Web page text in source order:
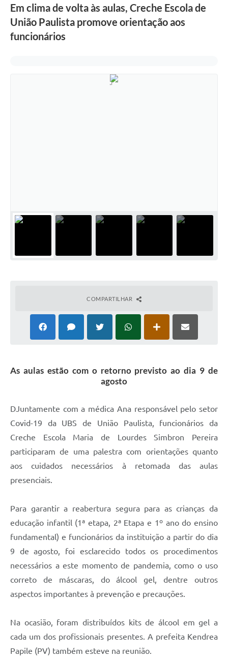
Contas Públicas
Notícias
Vereadores
Contratos
Transparência
Utilidades
SIC
Em clima de volta às aulas, Creche Escola de
União Paulista promove orientação aos
funcionários
COMPARTILHAR
As aulas estão com o retorno previsto ao dia 9 de
agosto
D Juntamente com a médica Ana responsável pelo setor
Covid-19 da UBS de União Paulista, funcionários da
Creche Escola Maria de Lourdes Simbron Pereira
participaram de uma palestra com orientações quanto
aos cuidados necessários à retomada das aulas
presenciais.
Para garantir a reabertura segura para as crianças da
educação infantil (1ª etapa, 2ª Etapa e 1º ano do ensino
fundamental) e funcionários da instituição a partir do dia
9 de agosto, foi esclarecido todos os procedimentos
necessários a este momento de pandemia, como o uso
correto de máscaras, do álcool gel, dentre outros
aspectos importantes à prevenção e precauções.
Na ocasião, foram distribuídos kits de álcool em gel a
cada um dos profissionais presentes. A prefeita Kendrea
Papile (PV) também esteve na reunião.